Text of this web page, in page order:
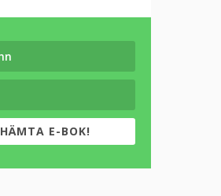
HÄMTA E-BOK!